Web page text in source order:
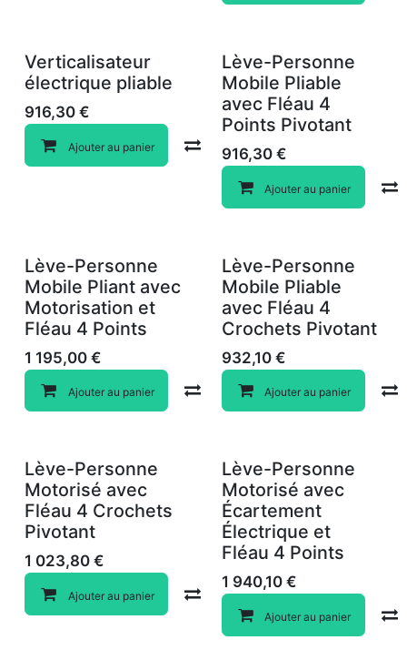
Verticalisateur
électrique pliable
916,30 €
Ajouter au panier Compare
Lève-Personne
Mobile Pliable
avec Fléau 4
Points Pivotant
916,30€
Ajouter au panier
Lève-Personne
Mobile Pliant avec
Motorisation et
Fléau 4 Points
1 195,00 €
Ajouter au panier Compare
Lève-Personne
Mobile Pliable
avec Fléau 4
Crochets Pivotant
932,10€
Ajouter au panier
Lève-Personne
Motorisé avec
Fléau 4 Crochets
Pivotant
1 023,80 €
Ajouter au panier Compare
Lève-Personne
Motorisé avec
Écartement
Électrique et
Fléau 4 Points
1 940,10€
Ajouter au panier